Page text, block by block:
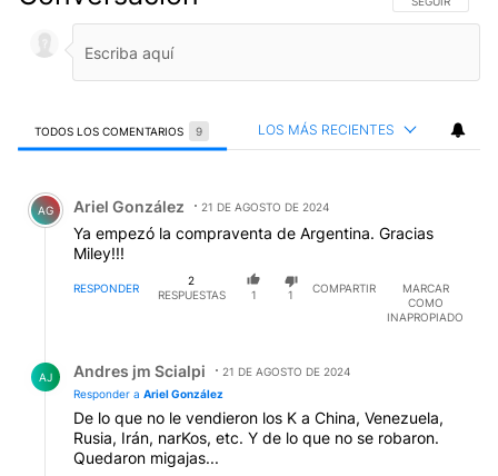
TODOS LOS COMENTARIOS 9 LOS MÁS RECIENTES
Comentario de Ariel González.
AG Ariel González 21 DE AGOSTO DE 2024
Ya empezó la compraventa de Argentina. Gracias
Miley!!!
RESPONDER
2
RESPUESTAS
1 1
COMPARTIR
MARCAR
COMO
INAPROPIADO
AJ Andres jm Scialpi
21 DE AGOSTO DE 2024
Responder a Ariel González
De lo que no le vendieron los K a China, Venezuela,
Rusia, Irán, narKos, etc. Y de lo que no se robaron.
Quedaron migajas...